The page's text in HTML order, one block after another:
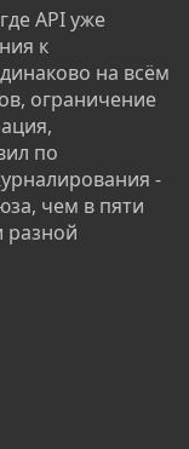
API уже
к
на всём
ограничение
по
-
чем в пяти
разной